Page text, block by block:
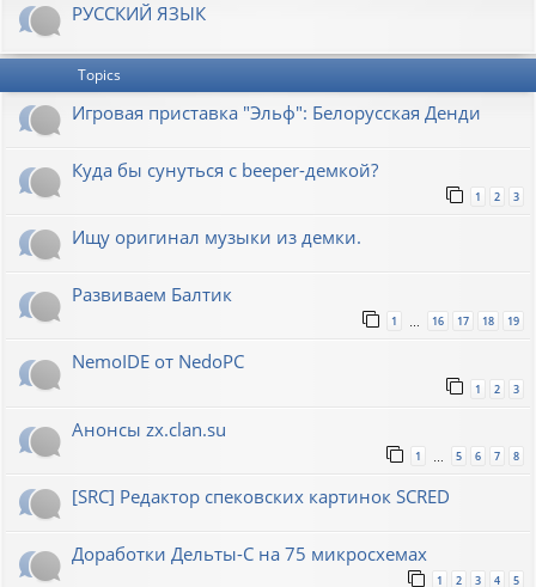
РУССКИЙ ЯЗЫК
Topics
Игровая приставка "Эльф": Белорусская Денди
Куда бы сунуться с beeper-демкой?
1 2 3
Ищу оригинал музыки из демки.
Развиваем Балтик
1 … 16 17 18 19
NemoIDE от NedoPC
1 2 3
Анонсы zx.clan.su
1 5 6 7 8
[SRC] Редактор спековских картинок SCRED
Доработки Дельты-С на 75 микросхемах
1 2 3 4 5